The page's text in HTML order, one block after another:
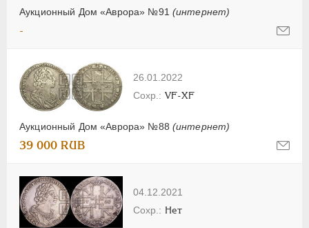
Аукционный Дом «Аврора» №91 (интернет)
-
26.01.2022
Аукционный Дом «Аврора» №88 (интернет)
VF-XF
39 000 RUB
04.12.2021
Нет